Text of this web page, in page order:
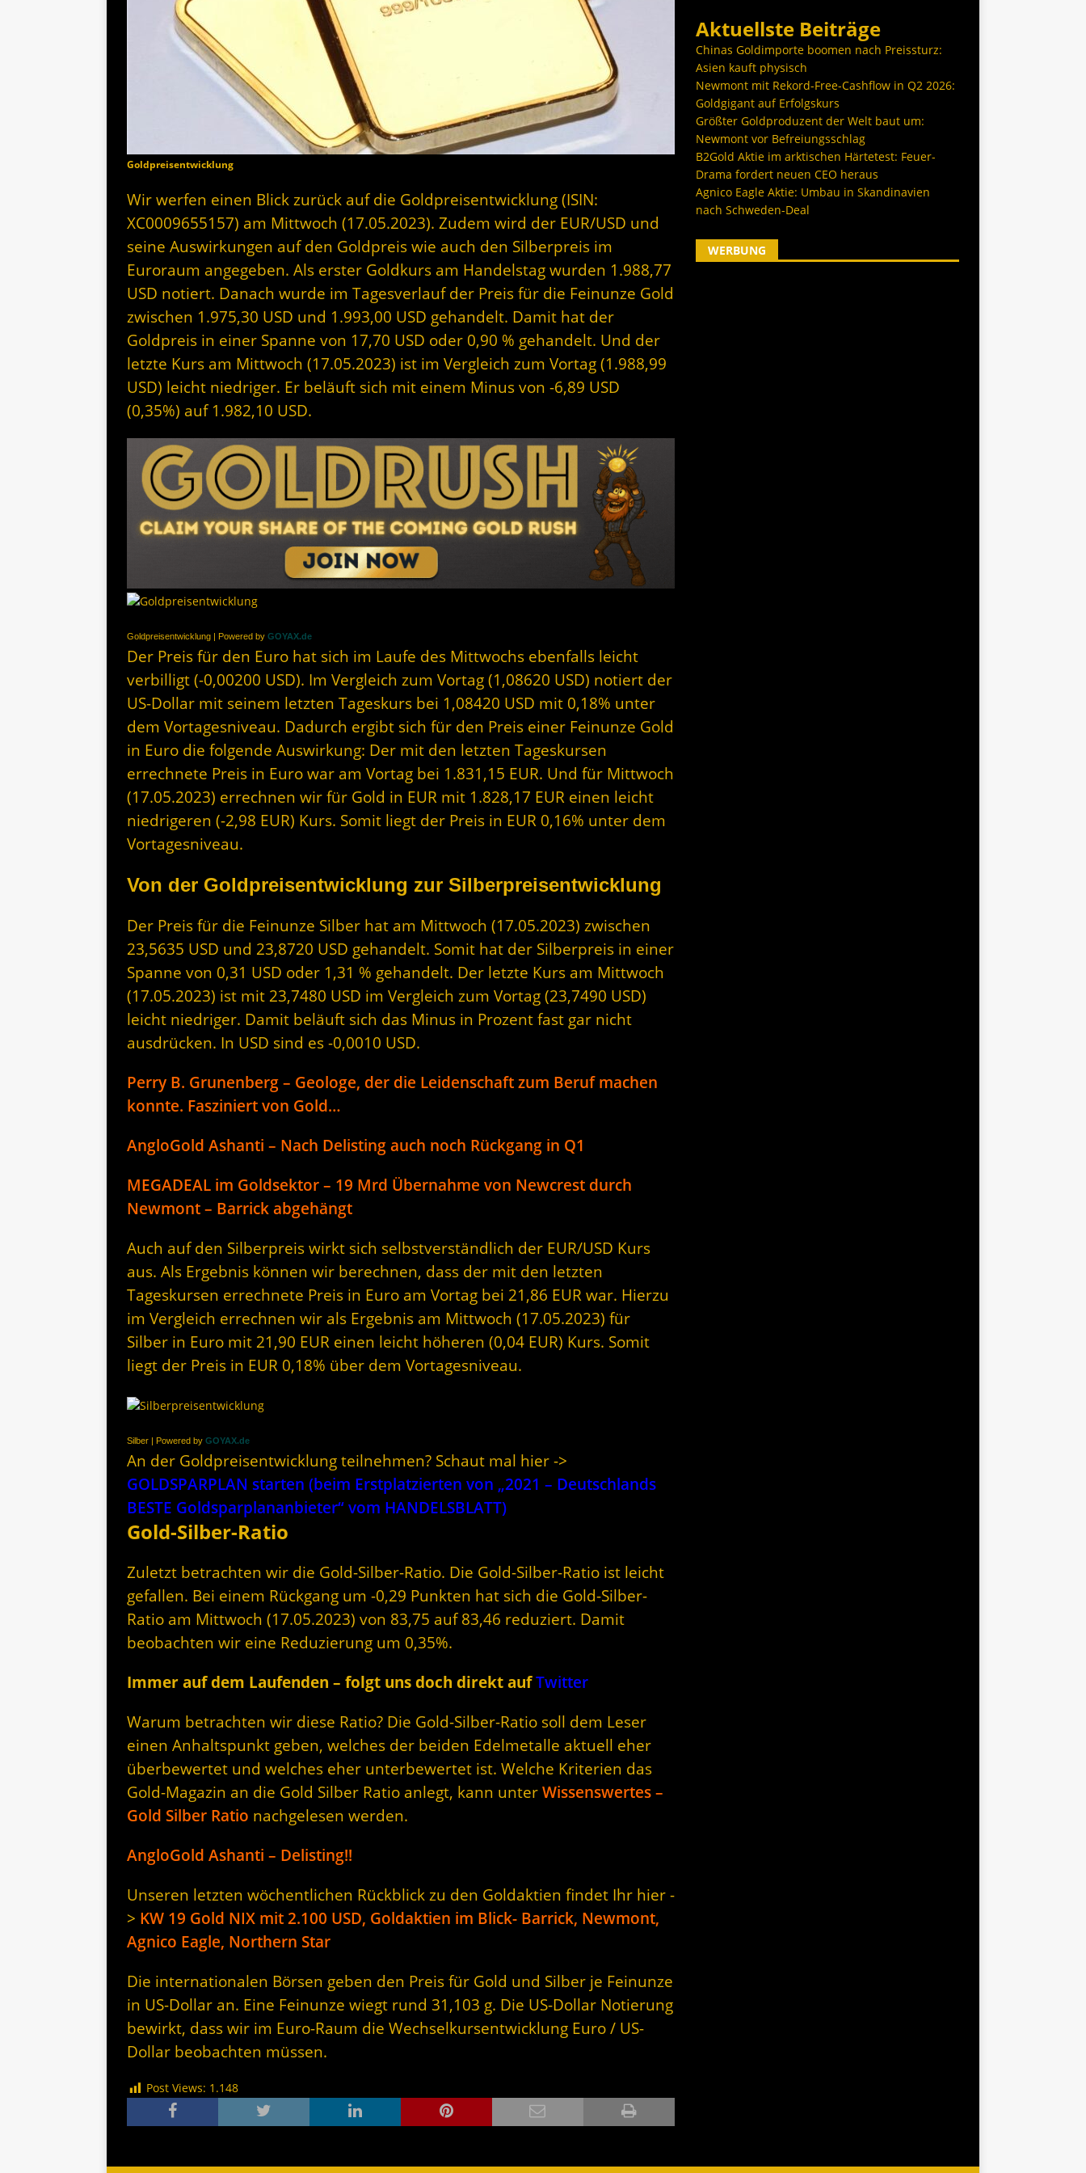
Goldpreisentwicklung
Wir werfen einen Blick zurück auf die Goldpreisentwicklung (ISIN:
XC0009655157) am Mittwoch (17.05.2023). Zudem wird der EUR/USD und
seine Auswirkungen auf den Goldpreis wie auch den Silberpreis im
Euroraum angegeben. Als erster Goldkurs am Handelstag wurden 1.988,77
USD notiert. Danach wurde im Tagesverlauf der Preis für die Feinunze Gold
zwischen 1.975,30 USD und 1.993,00 USD gehandelt. Damit hat der
Goldpreis in einer Spanne von 17,70 USD oder 0,90 % gehandelt. Und der
letzte Kurs am Mittwoch (17.05.2023) ist im Vergleich zum Vortag (1.988,99
USD) leicht niedriger. Er beläuft sich mit einem Minus von -6,89 USD
(0,35%) auf 1.982,10 USD.
Goldpreisentwicklung | Powered by GOYAX.de
Der Preis für den Euro hat sich im Laufe des Mittwochs ebenfalls leicht
verbilligt (-0,00200 USD). Im Vergleich zum Vortag (1,08620 USD) notiert der
US-Dollar mit seinem letzten Tageskurs bei 1,08420 USD mit 0,18% unter
dem Vortagesniveau. Dadurch ergibt sich für den Preis einer Feinunze Gold
in Euro die folgende Auswirkung: Der mit den letzten Tageskursen
errechnete Preis in Euro war am Vortag bei 1.831,15 EUR. Und für Mittwoch
(17.05.2023) errechnen wir für Gold in EUR mit 1.828,17 EUR einen leicht
niedrigeren (-2,98 EUR) Kurs. Somit liegt der Preis in EUR 0,16% unter dem
Vortagesniveau.
Von der Goldpreisentwicklung zur Silberpreisentwicklung
Der Preis für die Feinunze Silber hat am Mittwoch (17.05.2023) zwischen
23,5635 USD und 23,8720 USD gehandelt. Somit hat der Silberpreis in einer
Spanne von 0,31 USD oder 1,31 % gehandelt. Der letzte Kurs am Mittwoch
(17.05.2023) ist mit 23,7480 USD im Vergleich zum Vortag (23,7490 USD)
leicht niedriger. Damit beläuft sich das Minus in Prozent fast gar nicht
ausdrücken. In USD sind es -0,0010 USD.
Perry B. Grunenberg – Geologe, der die Leidenschaft zum Beruf machen
konnte. Fasziniert von Gold…
AngloGold Ashanti – Nach Delisting auch noch Rückgang in Q1
MEGADEAL im Goldsektor – 19 Mrd Übernahme von Newcrest durch
Newmont – Barrick abgehängt
Auch auf den Silberpreis wirkt sich selbstverständlich der EUR/USD Kurs
aus. Als Ergebnis können wir berechnen, dass der mit den letzten
Tageskursen errechnete Preis in Euro am Vortag bei 21,86 EUR war. Hierzu
im Vergleich errechnen wir als Ergebnis am Mittwoch (17.05.2023) für
Silber in Euro mit 21,90 EUR einen leicht höheren (0,04 EUR) Kurs. Somit
liegt der Preis in EUR 0,18% über dem Vortagesniveau.
Silber | Powered by GOYAX.de
An der Goldpreisentwicklung teilnehmen? Schaut mal hier ->
GOLDSPARPLAN starten (beim Erstplatzierten von „2021 – Deutschlands
BESTE Goldsparplananbieter“ vom HANDELSBLATT)
Gold-Silber-Ratio
Zuletzt betrachten wir die Gold-Silber-Ratio. Die Gold-Silber-Ratio ist leicht
gefallen. Bei einem Rückgang um -0,29 Punkten hat sich die Gold-Silber-
Ratio am Mittwoch (17.05.2023) von 83,75 auf 83,46 reduziert. Damit
beobachten wir eine Reduzierung um 0,35%.
Immer auf dem Laufenden – folgt uns doch direkt aufTwitter
Warum betrachten wir diese Ratio? Die Gold-Silber-Ratio soll dem Leser
einen Anhaltspunkt geben, welches der beiden Edelmetalle aktuell eher
überbewertet und welches eher unterbewertet ist. Welche Kriterien das
Gold-Magazin an die Gold Silber Ratio anlegt, kann unter Wissenswertes –
Gold Silber Ratio nachgelesen werden.
AngloGold Ashanti – Delisting!!
Unseren letzten wöchentlichen Rückblick zu den Goldaktien findet Ihr hier -
> KW 19 Gold NIX mit 2.100 USD, Goldaktien im Blick- Barrick, Newmont,
Agnico Eagle, Northern Star
Die internationalen Börsen geben den Preis für Gold und Silber je Feinunze
in US-Dollar an. Eine Feinunze wiegt rund 31,103 g. Die US-Dollar Notierung
bewirkt, dass wir im Euro-Raum die Wechselkursentwicklung Euro / US-
Dollar beobachten müssen.
Post Views: 1.148
Aktuellste Beiträge
Chinas Goldimporte boomen nach Preissturz:
Asien kauft physisch
Newmont mit Rekord-Free-Cashflow in Q2 2026:
Goldgigant auf Erfolgskurs
Größter Goldproduzent der Welt baut um:
Newmont vor Befreiungsschlag
B2Gold Aktie im arktischen Härtetest: Feuer-
Drama fordert neuen CEO heraus
Agnico Eagle Aktie: Umbau in Skandinavien
nach Schweden-Deal
WERBUNG